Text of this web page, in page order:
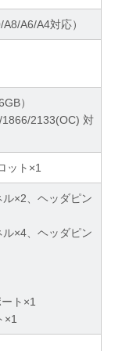
A6/A4対応）
）
2133(OC) 対
ット×1
×2、ヘッダピン
×4、ヘッダピン
ト×1
×1